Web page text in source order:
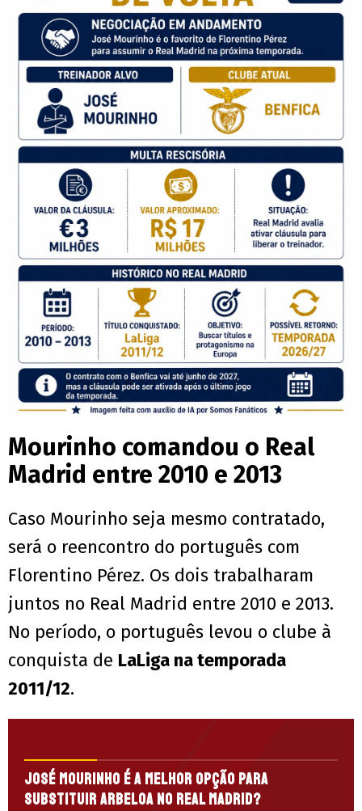
Mourinho comandou o Real
Madrid entre 2010 e 2013
Caso Mourinho seja mesmo contratado,
será o reencontro do português com
Florentino Pérez. Os dois trabalharam
juntos no Real Madrid entre 2010 e 2013.
No período, o português levou o clube à
conquista de LaLiga na temporada
2011/12.
José Mourinho é a melhor opção para
substituir Arbeloa no Real Madrid?